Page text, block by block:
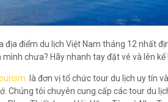
địa điểm du lịch Việt Nam tháng 12 nhất
mình chưa? Hãy nhanh tay đặt vé và lên
là đơn vị tổ chức tour du lịch uy tín
Chúng tôi chuyên cung cấp các tour du